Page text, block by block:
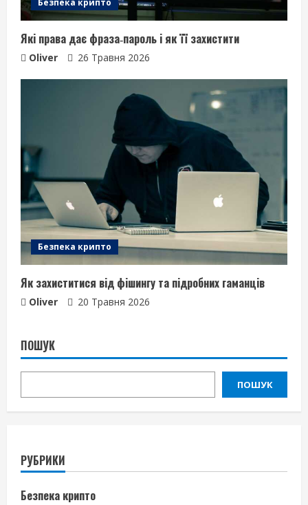
Безпека крипто
Які права дає фраза‑пароль і як її захистити
Oliver 26 Травня 2026
Безпека крипто
Як захиститися від фішингу та підробних гаманців
Oliver 20 Травня 2026
ПОШУК
ПОШУК
РУБРИКИ
Безпека крипто